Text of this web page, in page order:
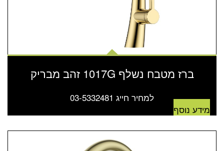
ברז מטבח נשלף 1017G זהב מבריק
למחיר חייג 03-5332481
מידע נוסף